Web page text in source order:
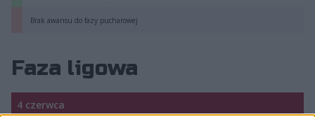
Brak awansu do fazy pucharowej
Faza ligowa
4 czerwca